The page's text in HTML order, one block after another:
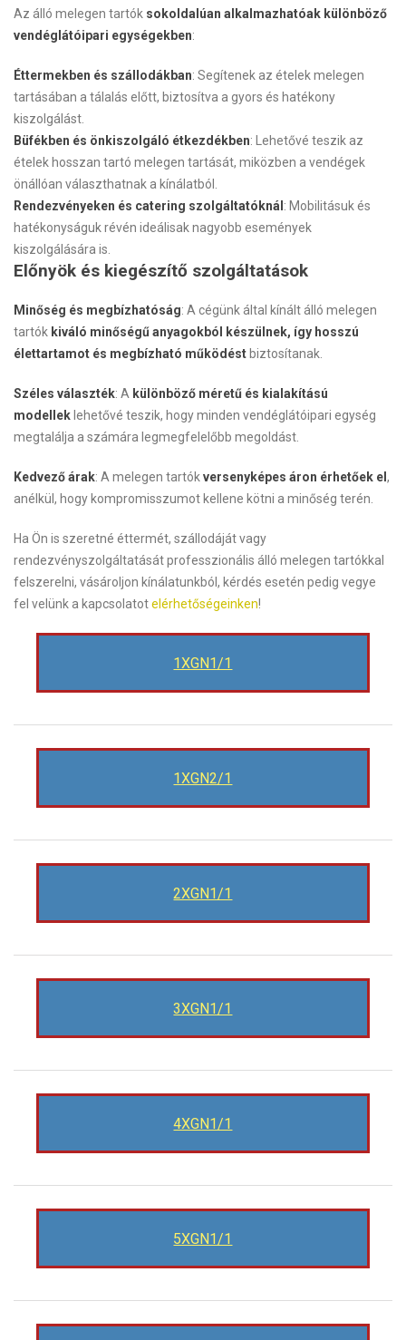
Az álló melegen tartók sokoldalúan alkalmazhatóak különböző
vendéglátóipari egységekben:
Éttermekben és szállodákban: Segítenek az ételek melegen
tartásában a tálalás előtt, biztosítva a gyors és hatékony
kiszolgálást.
Büfékben és önkiszolgáló étkezdékben: Lehetővé teszik az
ételek hosszan tartó melegen tartását, miközben a vendégek
önállóan választhatnak a kínálatból.
Rendezvényeken és catering szolgáltatóknál : Mobilitásuk és
hatékonyságuk révén ideálisak nagyobb események
kiszolgálására is.
Előnyök és kiegészítő szolgáltatások
Minőség és megbízhatóság: A cégünk által kínált álló melegen
tartók kiváló minőségű anyagokból készülnek, így hosszú
élettartamot és megbízható működést biztosítanak.
Széles választék: A különböző méretű és kialakítású
modellek lehetővé teszik, hogy minden vendéglátóipari egység
megtalálja a számára legmegfelelőbb megoldást.
Kedvező árak: A melegen tartókversenyképes áron érhetőek el ,
anélkül, hogy kompromisszumot kellene kötni a minőség terén.
Ha Ön is szeretné éttermét, szállodáját vagy
rendezvényszolgáltatását professzionális álló melegen tartókkal
felszerelni, vásároljon kínálatunkból, kérdés esetén pedig vegye
fel velünk a kapcsolatotelérhetőségeinken!
1XGN1/1
1XGN2/1
2XGN1/1
3XGN1/1
4XGN1/1
5XGN1/1